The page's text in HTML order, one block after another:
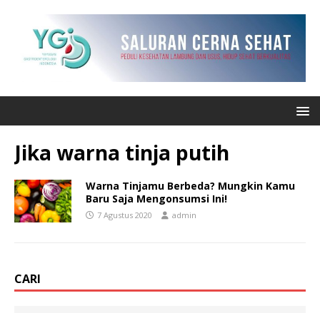
Jika warna tinja putih
Warna Tinjamu Berbeda? Mungkin Kamu
Baru Saja Mengonsumsi Ini!
7 Agustus 2020 admin
CARI